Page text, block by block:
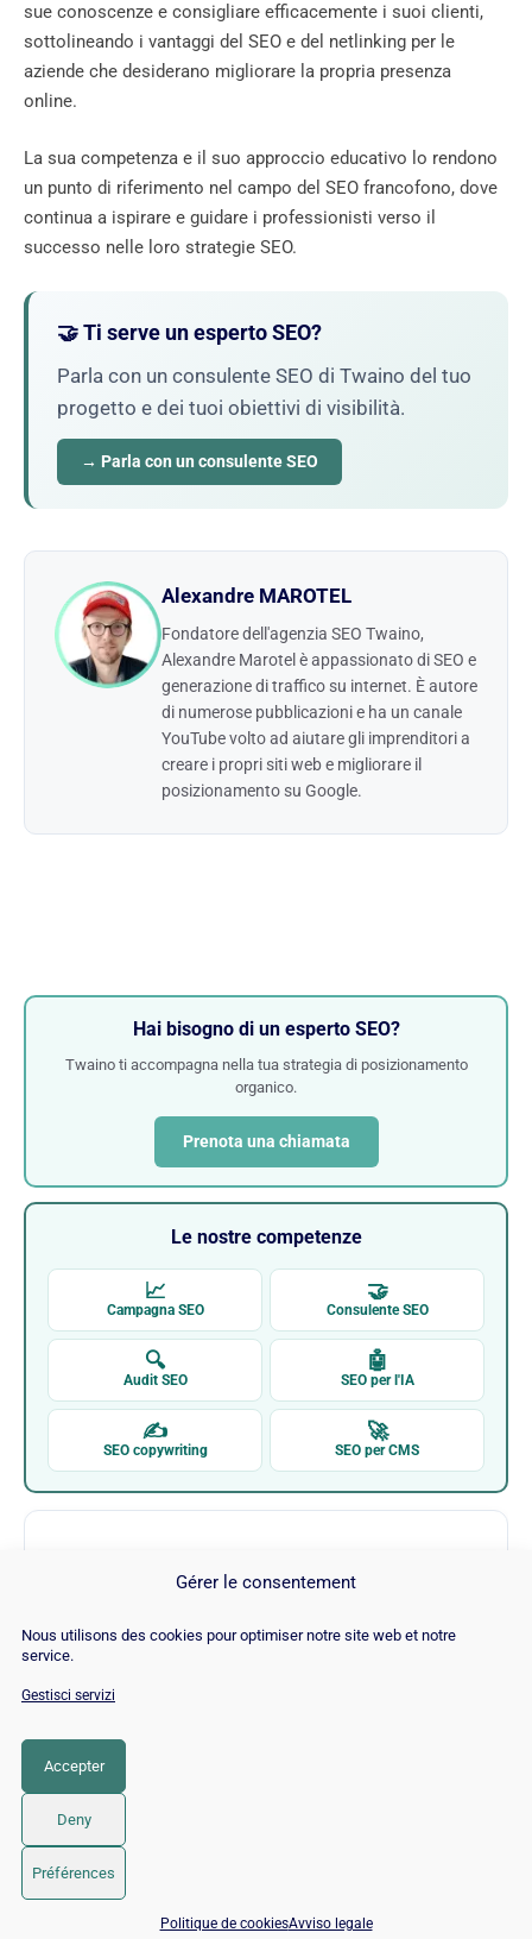
Gérer le consentement
Nous utilisons des cookies pour optimiser notre site web et notre
service.
Gestisci servizi
Accepter
Deny
Préférences
Politique de cookiesAvviso legale
sue conoscenze e consigliare efficacemente i suoi clienti,
sottolineando i vantaggi del SEO e del netlinking per le
aziende che desiderano migliorare la propria presenza
online.
La sua competenza e il suo approccio educativo lo rendono
un punto di riferimento nel campo del SEO francofono, dove
continua a ispirare e guidare i professionisti verso il
successo nelle loro strategie SEO.
🤝 Ti serve un esperto SEO?
Parla con un consulente SEO di Twaino del tuo
progetto e dei tuoi obiettivi di visibilità.
→ Parla con un consulente SEO
Alexandre MAROTEL
Fondatore dell'agenzia SEO Twaino,
Alexandre Marotel è appassionato di SEO e
generazione di traffico su internet. È autore
di numerose pubblicazioni e ha un canale
YouTube volto ad aiutare gli imprenditori a
creare i propri siti web e migliorare il
posizionamento su Google.
Hai bisogno di un esperto SEO?
Twaino ti accompagna nella tua strategia di posizionamento
organico.
Prenota una chiamata
Le nostre competenze
📈
Campagna SEO
🤝
Consulente SEO
🔍
Audit SEO
🤖
SEO per l'IA
✍
SEO copywriting
🚀
SEO per CMS
© 2026 Twaino
📅 Prenota 15 min con un esperto SEO / GEO